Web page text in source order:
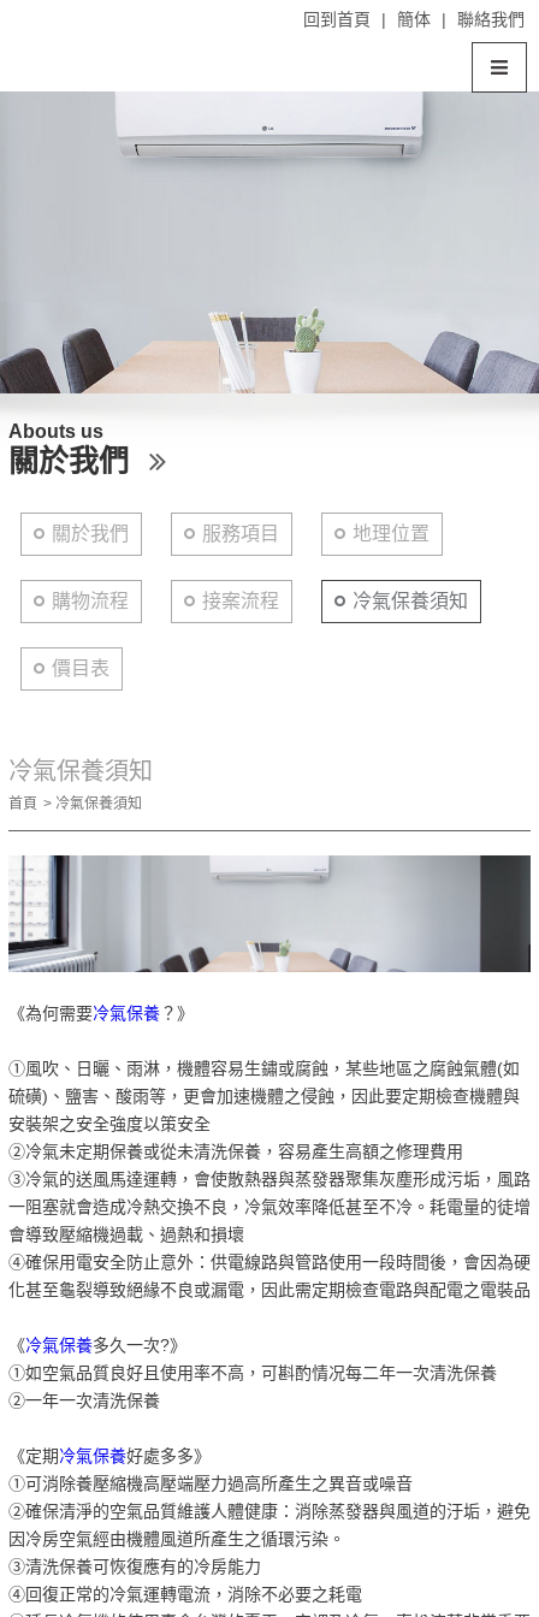
回到首頁 | 簡体 | 聯絡我們
Abouts us
關於我們
關於我們 服務項目 地理位置
購物流程 接案流程 冷氣保養須知
價目表
冷氣保養須知
首頁 冷氣保養須知
《為何需要冷氣保養？》
①風吹、日曬、雨淋，機體容易生鏽或腐蝕，某些地區之腐蝕氣體(如
硫磺)、鹽害、酸雨等，更會加速機體之侵蝕，因此要定期檢查機體與
安裝架之安全強度以策安全
②冷氣未定期保養或從未清洗保養，容易產生高額之修理費用
③冷氣的送風馬達運轉，會使散熱器與蒸發器聚集灰塵形成污垢，風路
一阻塞就會造成冷熱交換不良，冷氣效率降低甚至不冷。耗電量的徒增
會導致壓縮機過載、過熱和損壞
④確保用電安全防止意外：供電線路與管路使用一段時間後，會因為硬
化甚至龜裂導致絕緣不良或漏電，因此需定期檢查電路與配電之電裝品
《冷氣保養多久一次?》
①如空氣品質良好且使用率不高，可斟酌情况每二年一次清洗保養
②一年一次清洗保養
《定期冷氣保養好處多多》
①可消除養壓縮機高壓端壓力過高所產生之異音或噪音
②確保清淨的空氣品質維護人體健康：消除蒸發器與風道的汙垢，避免
因冷房空氣經由機體風道所產生之循環污染。
③清洗保養可恢復應有的冷房能力
④回復正常的冷氣運轉電流，消除不必要之耗電